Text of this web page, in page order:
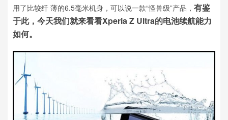
用了比较纤 薄的6.5毫米机身，可以说一款“怪兽级”产品， 有鉴
于此，今天我们就来看看Xperia Z Ultra的电池续航能力
如何。